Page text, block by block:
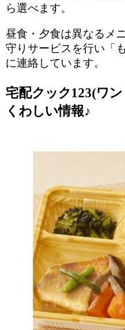
ら選べます。
昼食・夕食は異なるメ
守りサービスを行い「
に連絡しています。
宅配クック123(ワ
くわしい情報♪